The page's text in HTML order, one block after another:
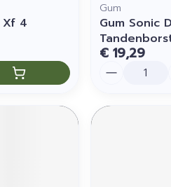
Xf 4
Gum
Gum Sonic
€ 19,29